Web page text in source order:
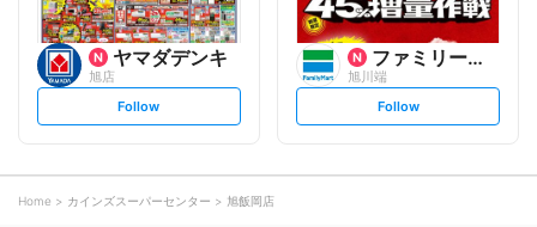
ヤマダデンキ
旭店
s
t
o
w
Follow
ファミリーマート
旭川端
s
t
Follow
Home カインズスーパーセンター 旭飯岡店